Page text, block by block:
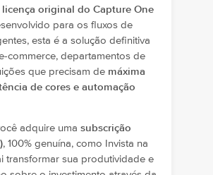
licença original do Capture One
para os fluxos de
esta é a solução definitiva
commerce, departamentos de
que precisam de máxima
de cores e automação
adquire uma subscrição
, 100% genuína, como Invista na
transformar sua produtividade e